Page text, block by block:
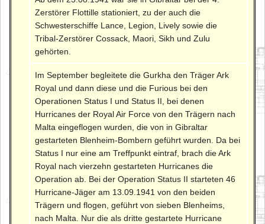
Zerstörer Flottille stationiert, zu der auch die
Schwesterschiffe Lance, Legion, Lively sowie die
Tribal-Zerstörer Cossack, Maori, Sikh und Zulu
gehörten.
Im September begleitete die Gurkha den Träger Ark
Royal und dann diese und die Furious bei den
Operationen Status I und Status II, bei denen
Hurricanes der Royal Air Force von den Trägern nach
Malta eingeflogen wurden, die von in Gibraltar
gestarteten Blenheim-Bombern geführt wurden. Da bei
Status I nur eine am Treffpunkt eintraf, brach die Ark
Royal nach vierzehn gestarteten Hurricanes die
Operation ab. Bei der Operation Status II starteten 46
Hurricane-Jäger am 13.09.1941 von den beiden
Trägern und flogen, geführt von sieben Blenheims,
nach Malta. Nur die als dritte gestartete Hurricane